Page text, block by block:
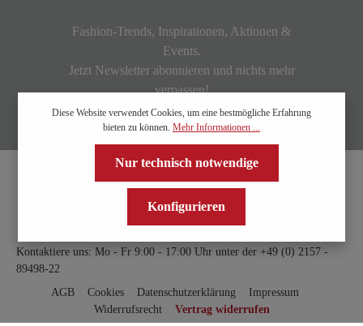
Fashion-Trends, Inspirationen, Aktionen &
Events.
Jetzt Newsletter abonnieren und nichts mehr
verpassen!
Kontaktiere uns: Mo - Fr 9:00 - 17:00 Uhr unter der +49 (0) 2157 -
89498-22
AGB
Cookies Datenschutzerklärung
Impressum
Widerrufsrecht
Vertrag widerrufen
Diese Website verwendet Cookies, um eine bestmögliche Erfahrung
bieten zu können. Mehr Informationen ...
Nur technisch notwendige
Konfigurieren